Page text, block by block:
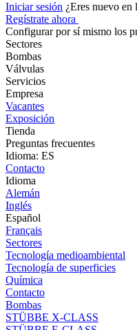
Iniciar sesión ¿Eres nuevo en
Regístrate ahora
Configurar por sí mismo los
Sectores
Bombas
Válvulas
Servicios
Empresa
Vacantes
Exposición
Tienda
Preguntas frecuentes
Idioma: ES
Contacto
Idioma
Alemán
Inglés
Español
Français
Sectores
Tecnología medioambiental
Tecnología de superficies
Química
Contacto
Bombas
STÜBBE X-CLASS